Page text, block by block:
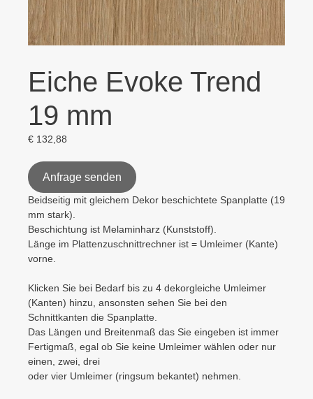
Eiche Evoke Trend
19 mm
€ 132,88
Anfrage senden
Beidseitig mit gleichem Dekor beschichtete Spanplatte (19
mm stark).
Beschichtung ist Melaminharz (Kunststoff).
Länge im Plattenzuschnittrechner ist = Umleimer (Kante)
vorne.
Klicken Sie bei Bedarf bis zu 4 dekorgleiche Umleimer
(Kanten) hinzu, ansonsten sehen Sie bei den
Schnittkanten die Spanplatte.
Das Längen und Breitenmaß das Sie eingeben ist immer
Fertigmaß, egal ob Sie keine Umleimer wählen oder nur
einen, zwei, drei
oder vier Umleimer (ringsum bekantet) nehmen.